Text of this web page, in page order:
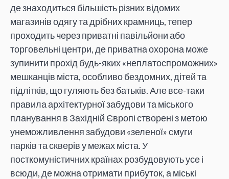
де знаходиться більшість різних відомих
магазинів одягу та дрібних крамниць, тепер
проходить через приватні павільйони або
торговельні центри, де приватна охорона може
зупинити прохід будь-яких «неплатоспроможних»
мешканців міста, особливо бездомних, дітей та
підлітків, що гуляють без батьків. Але все-таки
правила архітектурної забудови та міського
планування в Західній Європі створені з метою
унеможливлення забудови «зеленої» смуги
парків та скверів у межах міста. У
посткомуністичних країнах розбудовують усе і
всюди, де можна отримати прибуток, а міські